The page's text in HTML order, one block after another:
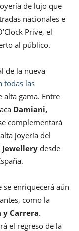
de lujo que
nacionales e
Prive, el
al público.
de la nueva
todas las
alta gama. Entre
Damiani,
complementará
joyería del
Jewellery desde
se enriquecerá aún
como la
y Carrera.
el regreso de la